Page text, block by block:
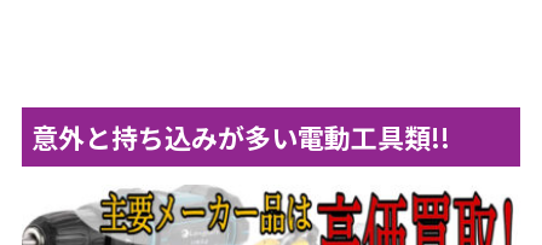
意外と持ち込みが多い電動工具類!!